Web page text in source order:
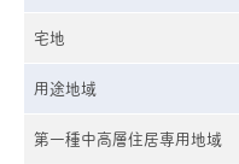
宅地
用途地域
第一種中高層住居専用地域